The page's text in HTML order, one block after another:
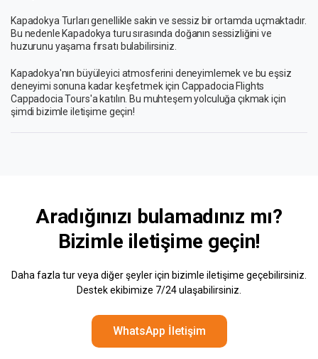
Kapadokya Turları genellikle sakin ve sessiz bir ortamda uçmaktadır.
Bu nedenle Kapadokya turu sırasında doğanın sessizliğini ve
huzurunu yaşama fırsatı bulabilirsiniz.
Kapadokya'nın büyüleyici atmosferini deneyimlemek ve bu eşsiz
deneyimi sonuna kadar keşfetmek için Cappadocia Flights
Cappadocia Tours'a katılın. Bu muhteşem yolculuğa çıkmak için
şimdi bizimle iletişime geçin!
Aradığınızı bulamadınız mı?
Bizimle iletişime geçin!
Daha fazla tur veya diğer şeyler için bizimle iletişime geçebilirsiniz.
Destek ekibimize 7/24 ulaşabilirsiniz.
WhatsApp İletişim